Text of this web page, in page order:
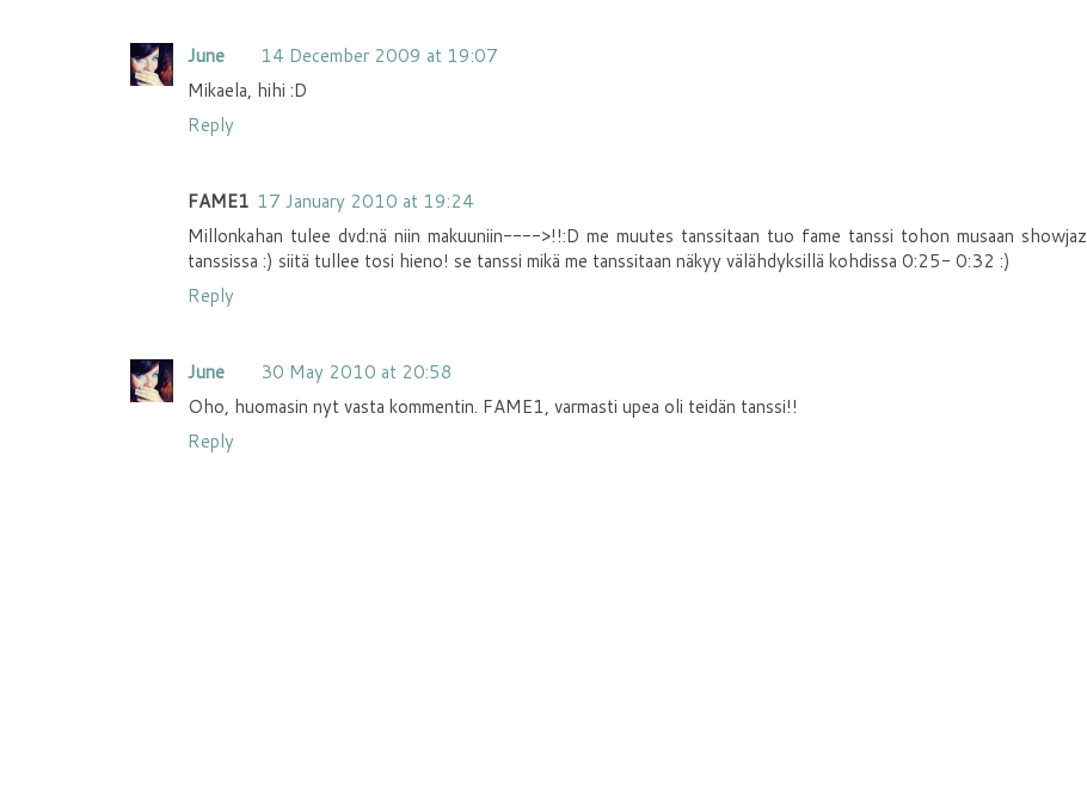
June
14 December 2009 at 19:07
Mikaela, hihi :D
Reply
FAME1 17 January 2010 at 19:24
Millonkahan tulee dvd:nä niin makuuniin---->!!:D me muutes tanssitaan tuo fame tanssi tohon musaan showjaz
tanssissa :) siitä tullee tosi hieno! se tanssi mikä me tanssitaan näkyy välähdyksillä kohdissa 0:25- 0:32 :)
Reply
June
30 May 2010 at 20:58
Oho, huomasin nyt vasta kommentin. FAME1, varmasti upea oli teidän tanssi!!
Reply